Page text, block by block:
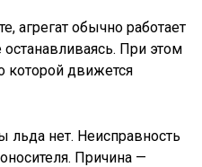
агрегат обычно работает
При этом
которой движется
льда нет. Неисправность
Причина —